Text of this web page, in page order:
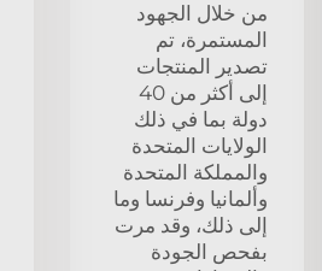
من خلال الجهود
المستمرة، تم
تصدير المنتجات
إلى أكثر من 40
دولة بما في ذلك
الولايات المتحدة
والمملكة المتحدة
وألمانيا وفرنسا وما
إلى ذلك، وقد مرت
بفحص الجودة